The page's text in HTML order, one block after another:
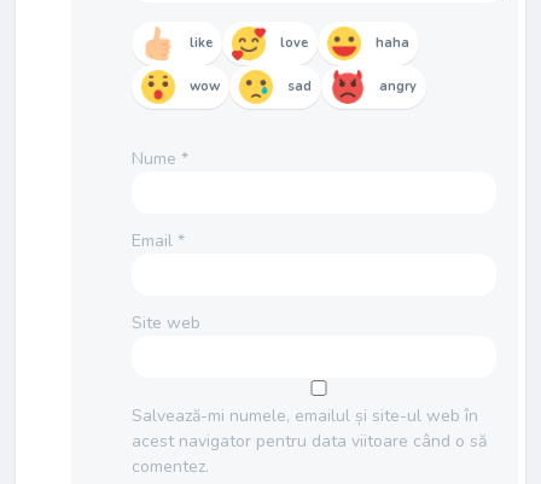
like love haha
wow sad angry
Nume *
Email *
Site web
Salvează-mi numele, emailul și site-ul web în
acest navigator pentru data viitoare când o să
comentez.